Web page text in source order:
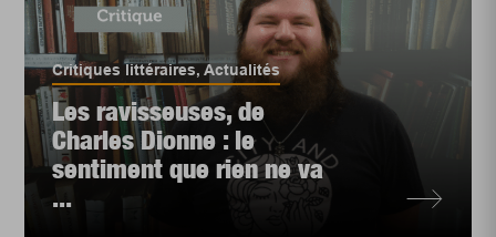
Critiques littéraires,Actualités
Les ravisseuses, de
Charles Dionne : le
sentiment que rien ne va
...